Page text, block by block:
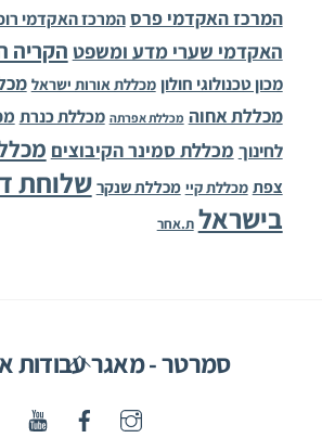
המרכז האקדמי פרס המרכז האקדמי
האקדמי שערי מדע ומשפט הקריה
מכון טכנולוגי חולון מכללת אורות ישראל
מכללת אחוה מכללת אפרתה מכללת כנרת
לחינוך מכללת סמינר הקיבוצים
צפת מכללת קיי מכללת שנקר שלוחת
בישראל ת.אחר
Back
Top
סמרטר - מאגר עבודות